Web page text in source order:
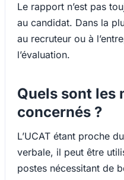
Le rapport n’est pas
au candidat. Dans la
au recruteur ou à
l’évaluation.
Quels sont les
concernés ?
L’UCAT étant proche
verbale, il peut être
postes nécessitant de